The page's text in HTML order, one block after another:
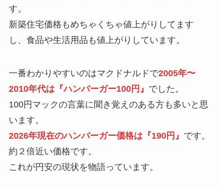
す。
新築住宅価格もめちゃくちゃ値上がりしてます
し、食品や生活用品も値上がりしています。
一番わかりやすいのはマクドナルドで2005年〜
2010年代は『ハンバーガー100円』 でした。
100円マックの言葉に聞き覚えのある方も多いと思
います。
2026年現在のハンバーガー価格は『190円』 です。
約２倍近い価格です。
これが円安の現状を物語っています。